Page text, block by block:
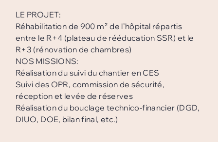
LE PROJET:
Réhabilitation de 900 m² de l’hôpital répartis
entre le R+4 (plateau de rééducation SSR) et le
R+3 (rénovation de chambres)
NOS MISSIONS:
Réalisation du suivi du chantier en CES
Suivi des OPR, commission de sécurité,
réception et levée de réserves
Réalisation du bouclage technico-financier (DGD,
DIUO, DOE, bilan final, etc.)